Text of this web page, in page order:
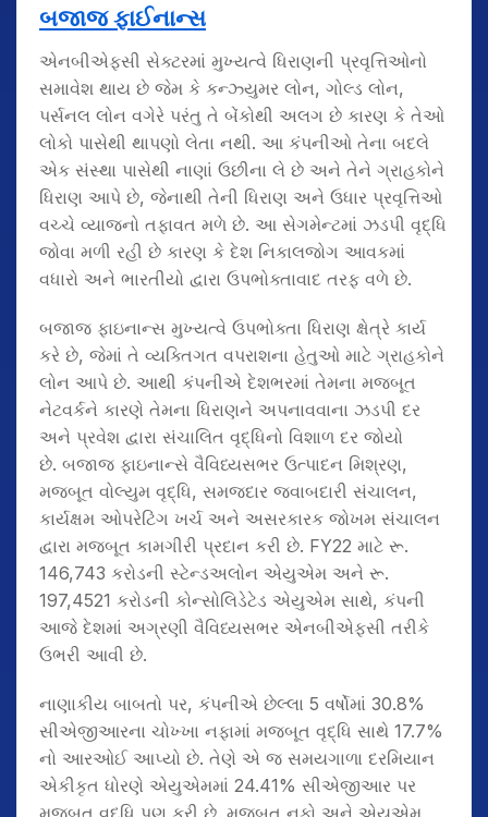
બજાજ ફાઈનાન્સ
એનબીએફસી સેક્ટરમાં મુખ્યત્વે ધિરાણની પ્રવૃત્તિઓનો
સમાવેશ થાય છે જેમ કે કન્ઝ્યુમર લોન, ગોલ્ડ લોન,
પર્સનલ લોન વગેરે પરંતુ તે બેંકોથી અલગ છે કારણ કે તેઓ
લોકો પાસેથી થાપણો લેતા નથી. આ કંપનીઓ તેના બદલે
એક સંસ્થા પાસેથી નાણાં ઉછીના લે છે અને તેને ગ્રાહકોને
ધિરાણ આપે છે, જેનાથી તેની ધિરાણ અને ઉધાર પ્રવૃત્તિઓ
વચ્ચે વ્યાજનો તફાવત મળે છે. આ સેગમેન્ટમાં ઝડપી વૃદ્ધિ
જોવા મળી રહી છે કારણ કે દેશ નિકાલજોગ આવકમાં
વધારો અને ભારતીયો દ્વારા ઉપભોક્તાવાદ તરફ વળે છે.
બજાજ ફાઇનાન્સ મુખ્યત્વે ઉપભોક્તા ધિરાણ ક્ષેત્રે કાર્ય
કરે છે, જેમાં તે વ્યક્તિગત વપરાશના હેતુઓ માટે ગ્રાહકોને
લોન આપે છે. આથી કંપનીએ દેશભરમાં તેમના મજબૂત
નેટવર્કને કારણે તેમના ધિરાણને અપનાવવાના ઝડપી દર
અને પ્રવેશ દ્વારા સંચાલિત વૃદ્ધિનો વિશાળ દર જોયો
છે. બજાજ ફાઇનાન્સે વૈવિધ્યસભર ઉત્પાદન મિશ્રણ,
મજબૂત વોલ્યુમ વૃદ્ધિ, સમજદાર જવાબદારી સંચાલન,
કાર્યક્ષમ ઓપરેટિંગ ખર્ચ અને અસરકારક જોખમ સંચાલન
દ્વારા મજબૂત કામગીરી પ્રદાન કરી છે. FY22 માટે રૂ.
146,743 કરોડની સ્ટેન્ડઅલોન એયુએમ અને રૂ.
197,4521 કરોડની કોન્સોલિડેટેડ એયુએમ સાથે, કંપની
આજે દેશમાં અગ્રણી વૈવિધ્યસભર એનબીએફસી તરીકે
ઉભરી આવી છે.
નાણાકીય બાબતો પર, કંપનીએ છેલ્લા 5 વર્ષોમાં 30.8%
સીએજીઆરના ચોખ્ખા નફામાં મજબૂત વૃદ્ધિ સાથે 17.7%
નો આરઓઈ આપ્યો છે. તેણે એ જ સમયગાળા દરમિયાન
એકીકૃત ધોરણે એયુએમમાં 24.41% સીએજીઆર પર
મજબૂત વૃદ્ધિ પણ કરી છે. મજબૂત નફો અને એયુએમ